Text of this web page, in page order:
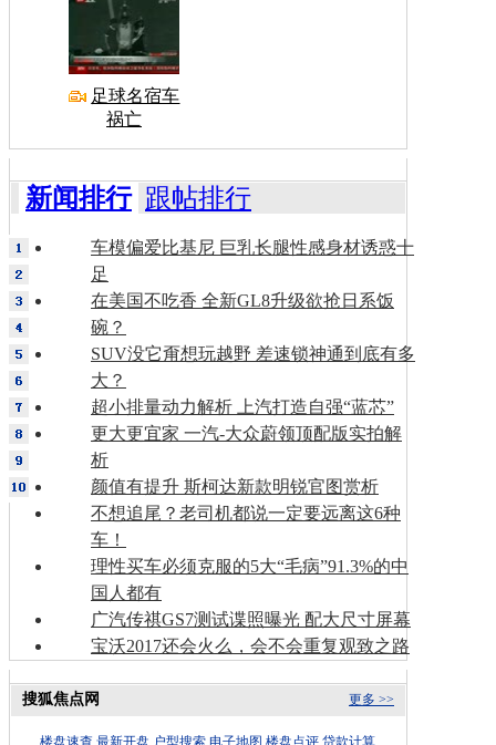
足球名宿车
祸亡
新闻排行 跟帖排行
车模偏爱比基尼 巨乳长腿性感身材诱惑十
足
在美国不吃香 全新GL8升级欲抢日系饭
碗？
SUV没它甭想玩越野 差速锁神通到底有多
大？
超小排量动力解析 上汽打造自强“蓝芯”
更大更宜家 一汽-大众蔚领顶配版实拍解
析
颜值有提升 斯柯达新款明锐官图赏析
不想追尾？老司机都说一定要远离这6种
车！
理性买车必须克服的5大“毛病”91.3%的中
国人都有
广汽传祺GS7测试谍照曝光 配大尺寸屏幕
宝沃2017还会火么，会不会重复观致之路
更多 >>
搜狐焦点网
楼盘速查 最新开盘 户型搜索 电子地图 楼盘点评 贷款计算